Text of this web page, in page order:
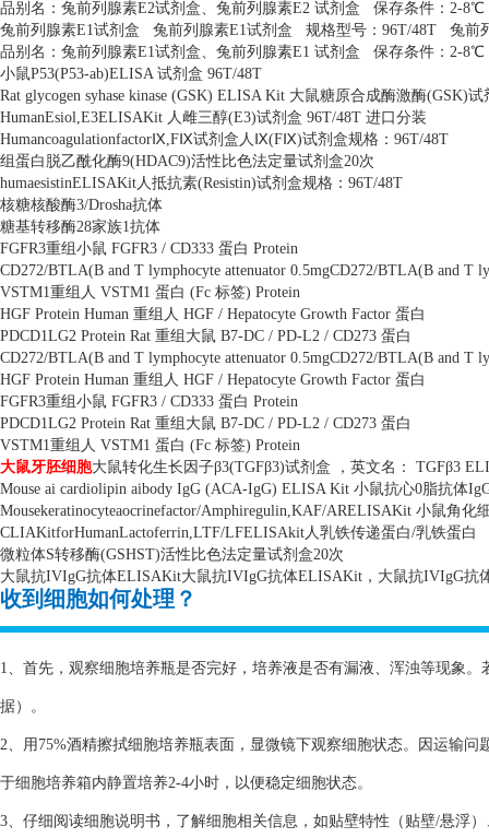
品别名：兔前列腺素E2试剂盒、兔前列腺素E2 试剂盒 保存条件： 2-8℃
兔前列腺素E1试剂盒 兔前列腺素E1试剂盒 规格型号： 96T/48T
兔前
品别名：兔前列腺素E1试剂盒、兔前列腺素E1 试剂盒 保存条件： 2-8℃
小鼠P53(P53-ab)ELISA 试剂盒 96T/48T
Rat glycogen syhase kinase (GSK) ELISA Kit 大鼠糖原合成酶激酶(GSK)试
HumanEsiol,E3ELISAKit 人雌三醇(E3)试剂盒 96T/48T 进口分装
Humancoagulationfactor Ⅸ,F Ⅸ试剂盒人Ⅸ(F Ⅸ)试剂盒规格： 96T/48T
组蛋白脱乙酰化酶9(HDAC9)活性比色法定量试剂盒20次
humaesistinELISAKit人抵抗素(Resistin)试剂盒规格： 96T/48T
核糖核酸酶3/Drosha抗体
糖基转移酶28家族1抗体
FGFR3重组小鼠 FGFR3 / CD333 蛋白 Protein
CD272/BTLA(B and T lymphocyte attenuator 0.5mgCD272/BTLA(B and T
VSTM1重组人 VSTM1 蛋白 (Fc 标签) Protein
HGF Protein Human 重组人 HGF / Hepatocyte Growth Factor 蛋白
PDCD1LG2 Protein Rat 重组大鼠 B7-DC / PD-L2 / CD273 蛋白
CD272/BTLA(B and T lymphocyte attenuator 0.5mgCD272/BTLA(B and T
HGF Protein Human 重组人 HGF / Hepatocyte Growth Factor 蛋白
FGFR3重组小鼠 FGFR3 / CD333 蛋白 Protein
PDCD1LG2 Protein Rat 重组大鼠 B7-DC / PD-L2 / CD273 蛋白
VSTM1重组人 VSTM1 蛋白 (Fc 标签) Protein
大鼠牙胚细胞大鼠转化生长因子β3(TGFβ3)试剂盒 ，英文名： TGFβ3
Mouse ai cardiolipin aibody IgG (ACA-IgG) ELISA Kit 小鼠抗心0脂抗体
Mousekeratinocyteaocrinefactor/Amphiregulin,KAF/ARELISAKit 小鼠角化
CLIAKitforHumanLactoferrin,LTF/LFELISAkit人乳铁传递蛋白/乳铁蛋白
微粒体S转移酶(GSHST)活性比色法定量试剂盒20次
大鼠抗IVIgG抗体ELISAKit大鼠抗IVIgG抗体ELISAKit ，大鼠抗IVIgG抗
收到细胞如何处理？
1、首先，观察细胞培养瓶是否完好，培养液是否有漏液、浑浊等现象
据）。
2、用75%酒精擦拭细胞培养瓶表面，显微镜下观察细胞状态。因运输
于细胞培养箱内静置培养2-4小时，以便稳定细胞状态。
3、仔细阅读细胞说明书，了解细胞相关信息，如贴壁特性（贴壁/悬浮